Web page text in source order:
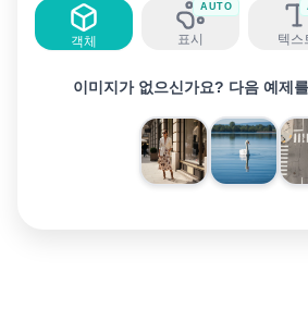
객체
AUTO
표시 텍스
이미지가 없으신가요? 다음 예제